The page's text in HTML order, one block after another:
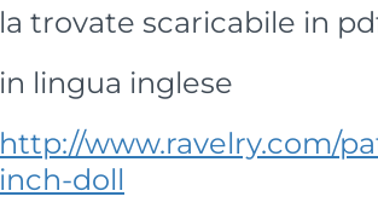
la trovate scaricabile in
in lingua inglese
http://www.ravelry.com/
inch-doll